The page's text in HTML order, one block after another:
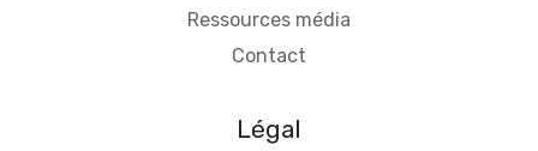
Ressources média
Contact
Légal